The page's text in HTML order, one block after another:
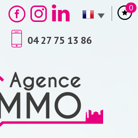
0
04 27 75 13 86